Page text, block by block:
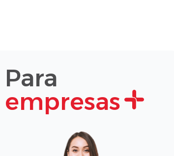
Para
empresas